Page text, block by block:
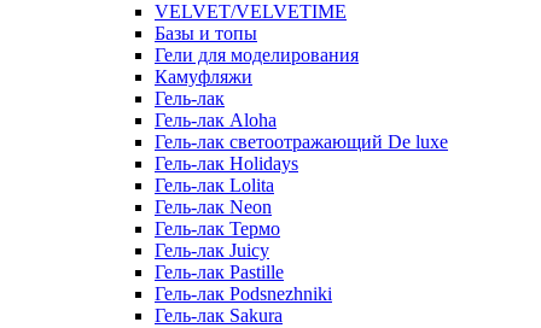
VELVET/VELVETIME
Базы и топы
Гели для моделирования
Камуфляжи
Гель-лак
Гель-лак Aloha
Гель-лак светоотражающий De luxe
Гель-лак Holidays
Гель-лак Lolita
Гель-лак Neon
Гель-лак Термо
Гель-лак Juicy
Гель-лак Pastille
Гель-лак Podsnezhniki
Гель-лак Sakura